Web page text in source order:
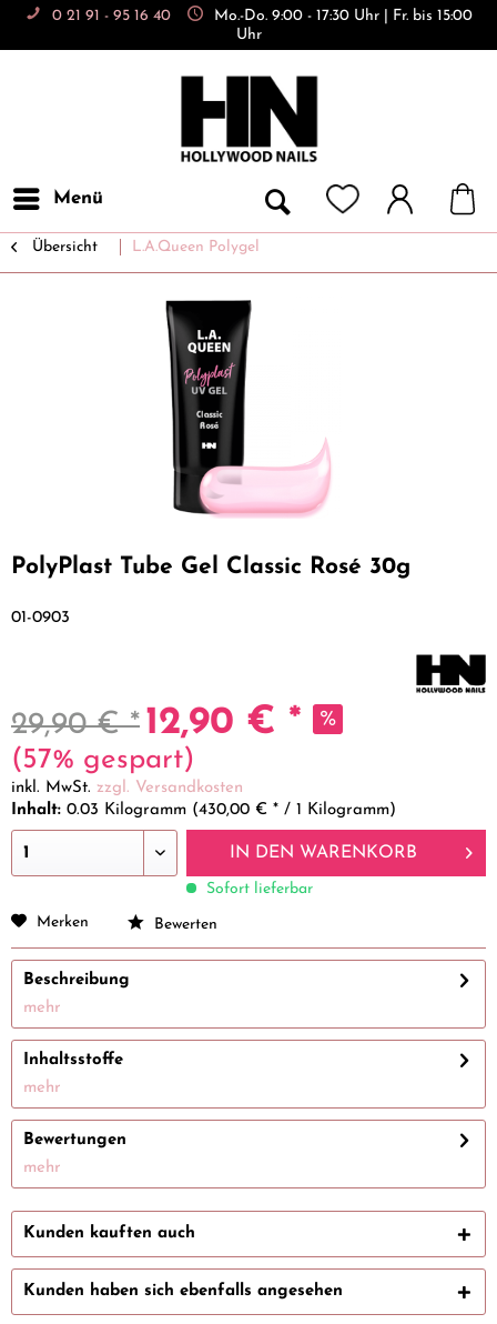
0 21 91 - 95 16 40
Mo.-Do. 9:00 - 17:30 Uhr | Fr. bis 15:00
Uhr
Menü
Übersicht L.A.Queen Polygel
PolyPlast Tube Gel Classic Rosé 30g
01-0903
29,90 € * 12,90 € *
(57% gespart)
inkl. MwSt. zzgl. Versandkosten
Inhalt: 0.03 Kilogramm (430,00 € * / 1 Kilogramm)
IN DEN WARENKORB
Sofort lieferbar
Merken
Bewerten
Beschreibung
mehr
Inhaltsstoffe
mehr
Bewertungen
mehr
Kunden kauften auch
Kunden haben sich ebenfalls angesehen